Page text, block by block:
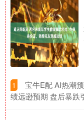
1
宝牛E配 AI热潮
绩远逊预期 盘后暴跌